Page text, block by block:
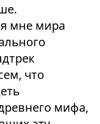
мне мира
что
мифа,